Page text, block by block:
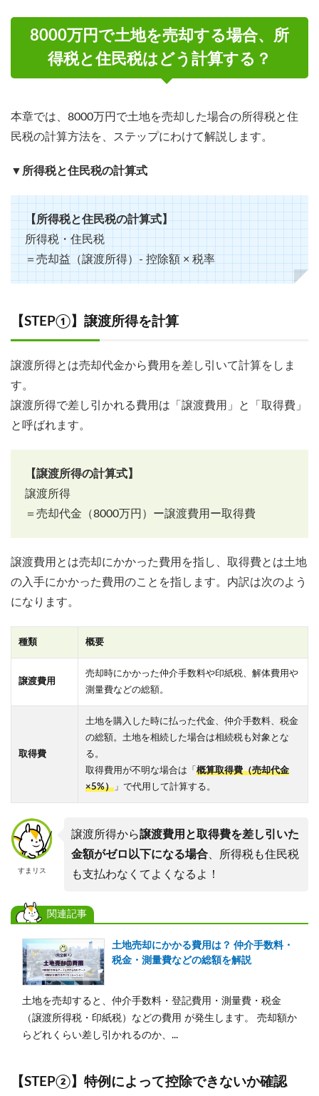
8000万円で土地を売却する場合、所
得税と住民税はどう計算する？
本章では、8000万円で土地を売却した場合の所得税と住
民税の計算方法を、ステップにわけて解説します。
▼所得税と住民税の計算式
【所得税と住民税の計算式】
所得税・住民税
＝売却益（譲渡所得）- 控除額 × 税率
【STEP①】譲渡所得を計算
譲渡所得とは売却代金から費用を差し引いて計算をしま
す。
譲渡所得で差し引かれる費用は「譲渡費用」と「取得費」
と呼ばれます。
【譲渡所得の計算式】
譲渡所得
＝売却代金（8000万円）ー譲渡費用ー取得費
譲渡費用とは売却にかかった費用を指し、取得費とは土地
の入手にかかった費用のことを指します。内訳は次のよう
になります。
種類 概要
譲渡費用
売却時にかかった仲介手数料や印紙税、解体費用や
測量費などの総額。
取得費
土地を購入した時に払った代金、仲介手数料、税金
の総額。土地を相続した場合は相続税も対象とな
る。
取得費用が不明な場合は「 概算取得費（売却代金
×5%） 」で代用して計算する。
すまリス
譲渡所得から譲渡費用と取得費を差し引いた
金額がゼロ以下になる場合 、所得税も住民税
も支払わなくてよくなるよ！
関連記事
土地売却にかかる費用は？ 仲介手数料・
税金・測量費などの総額を解説
土地を売却すると、仲介手数料・登記費用・測量費・税金
（譲渡所得税・印紙税）などの費用 が発生します。 売却額か
らどれくらい差し引かれるのか、...
【STEP②】特例によって控除できないか確認